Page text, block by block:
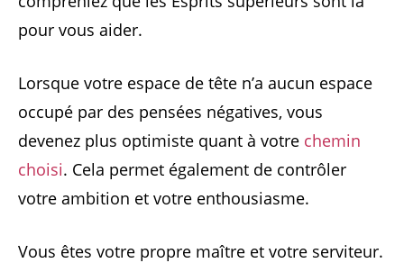
pour vous aider.
Lorsque votre espace de tête n’a aucun espace
occupé par des pensées négatives, vous
devenez plus optimiste quant à votre chemin
choisi. Cela permet également de contrôler
votre ambition et votre enthousiasme.
Vous êtes votre propre maître et votre serviteur.